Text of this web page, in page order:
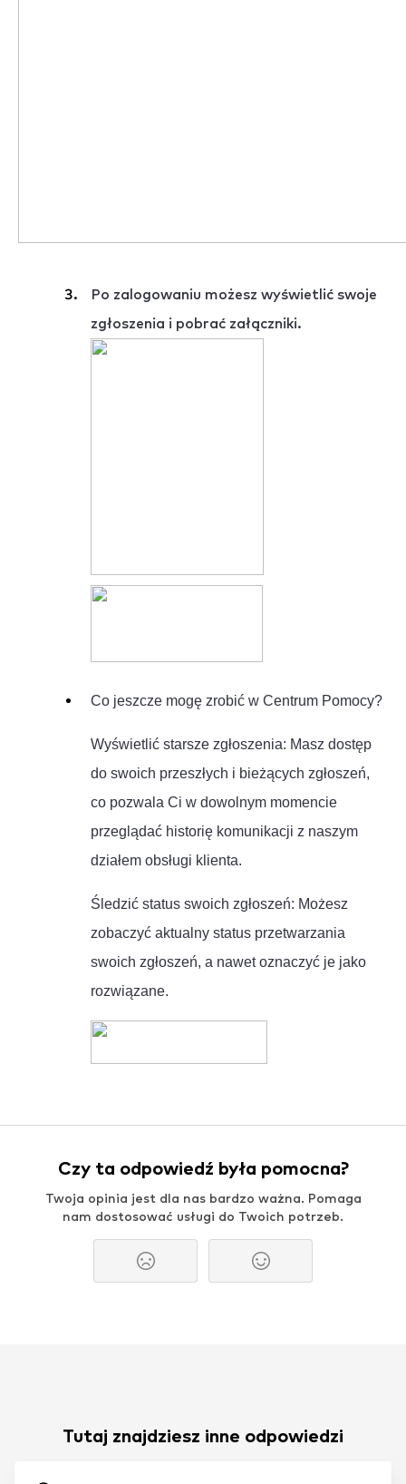
Po zalogowaniu możesz wyświetlić swoje
zgłoszenia i pobrać załączniki.
Co jeszcze mogę zrobić w Centrum Pomocy?
Wyświetlić starsze zgłoszenia: Masz dostęp
do swoich przeszłych i bieżących zgłoszeń,
co pozwala Ci w dowolnym momencie
przeglądać historię komunikacji z naszym
działem obsługi klienta.
Śledzić status swoich zgłoszeń: Możesz
zobaczyć aktualny status przetwarzania
swoich zgłoszeń, a nawet oznaczyć je jako
rozwiązane.
Czy ta odpowiedź była pomocna?
Twoja opinia jest dla nas bardzo ważna. Pomaga
nam dostosować usługi do Twoich potrzeb.
Tutaj znajdziesz inne odpowiedzi